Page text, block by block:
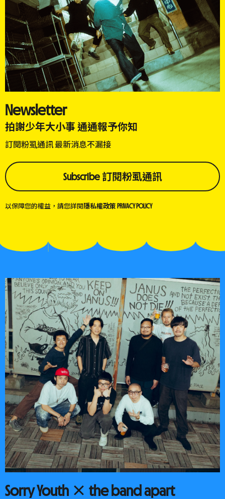
Newsletter
拍謝少年大小事 通通報予你知
訂閱粉虱通訊 最新消息不漏接
Subscribe 訂閱粉虱通訊
以保障您的權益，請您詳閱 隱私權政策 PRIVACY POLICY
Sorry Youth × the band apart